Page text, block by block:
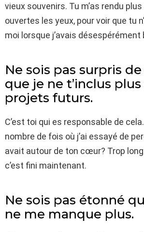
vieux souvenirs. Tu m’as rendu
ouvertes les yeux, pour voir que tu
moi lorsque j’avais désespérément
Ne sois pas surpris
que je ne t’inclus
projets futurs.
C’est toi qui es responsable de
nombre de fois où j’ai essayé de
avait autour de ton cœur? Trop
c’est fini maintenant.
Ne sois pas étonné
ne me manque plus.